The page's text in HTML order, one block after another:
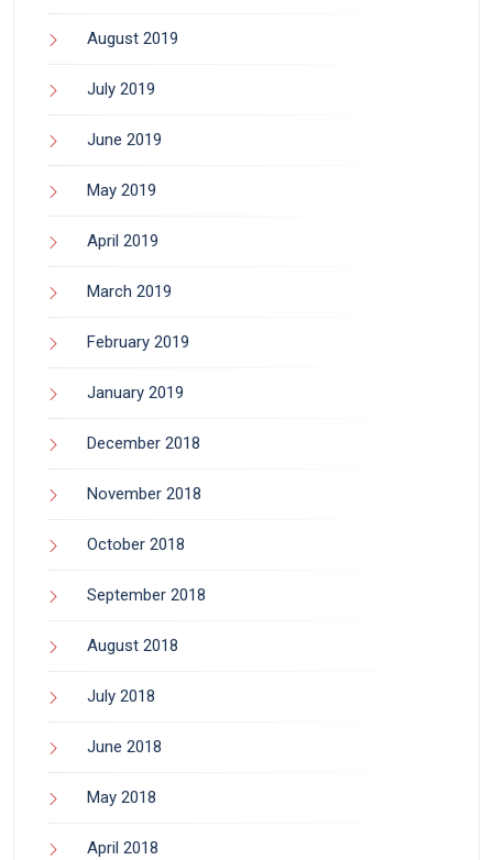
August 2019
July 2019
June 2019
May 2019
April 2019
March 2019
February 2019
January 2019
December 2018
November 2018
October 2018
September 2018
August 2018
July 2018
June 2018
May 2018
April 2018